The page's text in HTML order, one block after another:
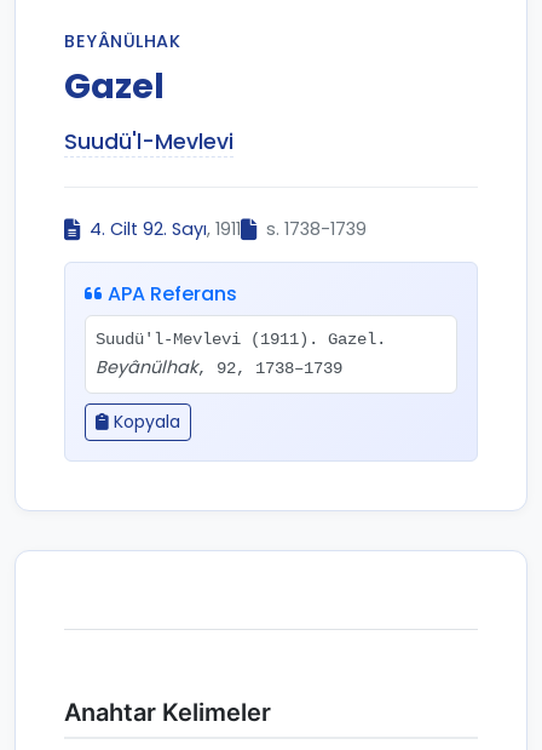
BEYÂNÜLHAK
Gazel
Suudü'l-Mevlevi
4. Cilt 92. Sayı, 1911 s. 1738-1739
APA Referans
Suudü'l-Mevlevi (1911). Gazel.
Beyânülhak, 92, 1738–1739
Kopyala
Anahtar Kelimeler